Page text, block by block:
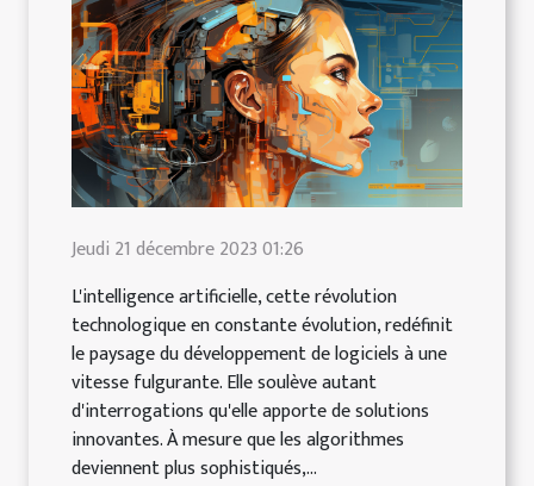
Jeudi 21 décembre 2023 01:26
L'intelligence artificielle, cette révolution
technologique en constante évolution, redéfinit
le paysage du développement de logiciels à une
vitesse fulgurante. Elle soulève autant
d'interrogations qu'elle apporte de solutions
innovantes. À mesure que les algorithmes
deviennent plus sophistiqués,...